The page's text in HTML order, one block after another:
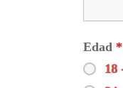
Edad *
18